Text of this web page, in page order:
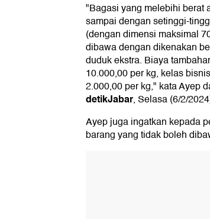
"Bagasi yang melebihi berat
sampai dengan setinggi-
(dengan dimensi maksimal
dibawa dengan dikenakan
duduk ekstra. Biaya
10.000,00 per kg, kelas
2.000,00 per kg," kata Ayep
detikJabar, Selasa (6/2/
Ayep juga ingatkan kepada
barang yang tidak boleh